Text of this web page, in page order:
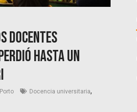
docentes
hasta un
Docencia universitaria,